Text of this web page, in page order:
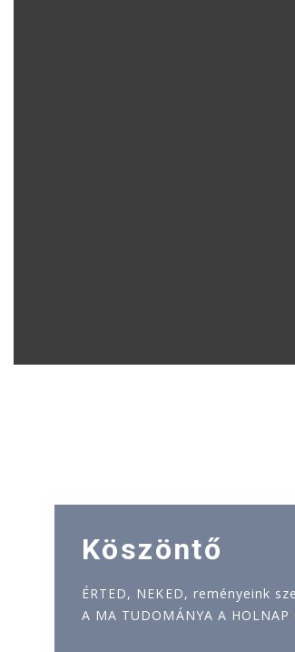
Köszöntő
ÉRTED, NEKED, reményeink
A MA TUDOMÁNYA A HOLNAP